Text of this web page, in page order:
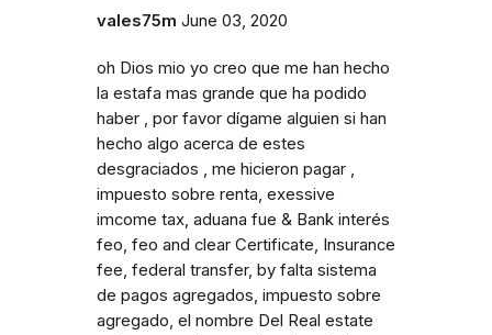
vales75m June 03, 2020
oh Dios mio yo creo que me han hecho
la estafa mas grande que ha podido
haber , por favor dígame alguien si han
hecho algo acerca de estes
desgraciados , me hicieron pagar ,
impuesto sobre renta, exessive
imcome tax, aduana fue & Bank interés
feo, feo and clear Certificate, Insurance
fee, federal transfer, by falta sistema
de pagos agregados, impuesto sobre
agregado, el nombre Del Real estate